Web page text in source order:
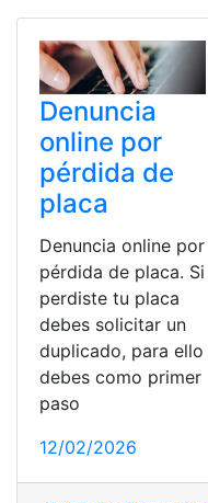
Denuncia
online por
pérdida de
placa
Denuncia online por
pérdida de placa. Si
perdiste tu placa
debes solicitar un
duplicado, para ello
debes como primer
paso
12/02/2026